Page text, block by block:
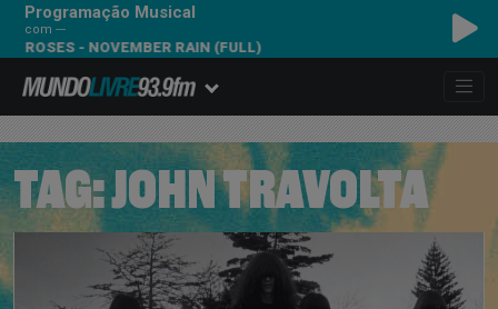
Programação Musical
com ---
- NOVEMBER RAIN (FULL)
TAG:JOHN TRAVOLTA